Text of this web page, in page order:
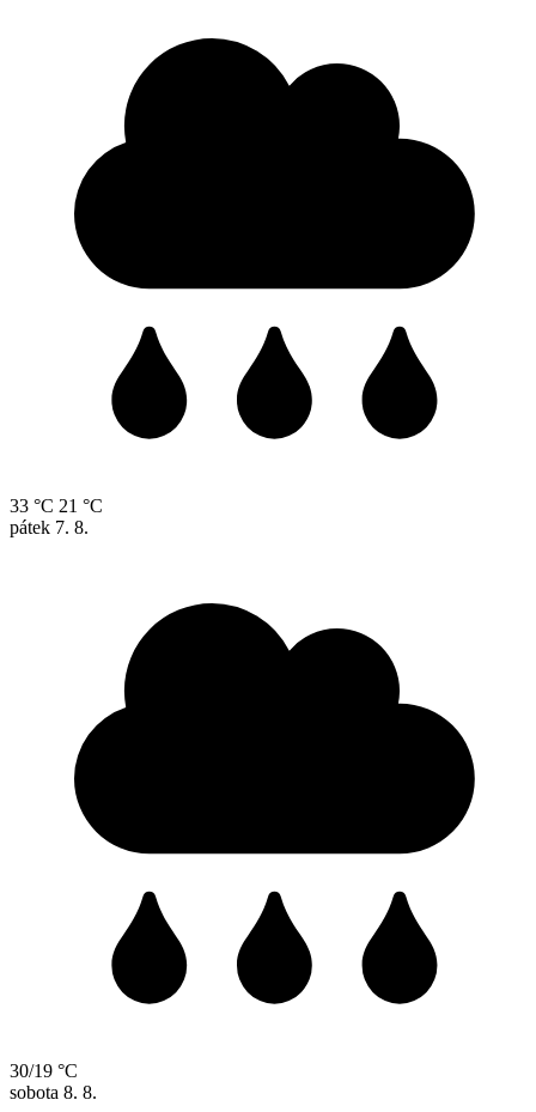
33 °C 21 °C
pátek 7. 8.
30/19 °C
sobota 8. 8.